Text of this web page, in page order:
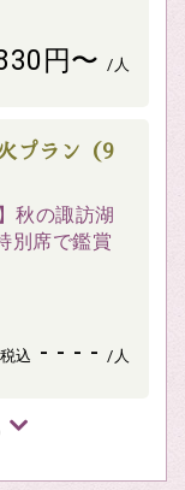
円〜 /人
プラン（9
秋の諏訪湖
別席で鑑賞
税込 - - - - /人